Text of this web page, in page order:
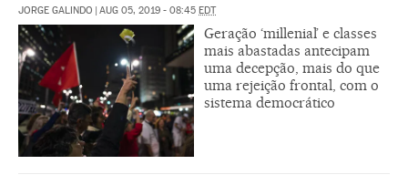
JORGE GALINDO | AUG 05, 2019 - 08:45 EDT
Geração ‘millenial’ e classes
mais abastadas antecipam
uma decepção, mais do que
uma rejeição frontal, com o
sistema democrático